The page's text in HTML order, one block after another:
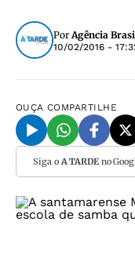
PorAgência
10/02/2016 -
OUÇA COMPARTILHE
Siga o A TARDEno